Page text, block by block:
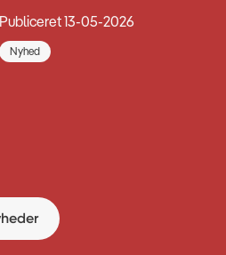
Publiceret 13-05-2026
Nyhed